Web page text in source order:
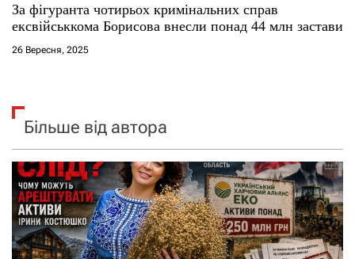
За фігуранта чотирьох кримінальних справ
ексвійськкома Борисова внесли понад 44 млн застави
26 Вересня, 2025
Більше від автора